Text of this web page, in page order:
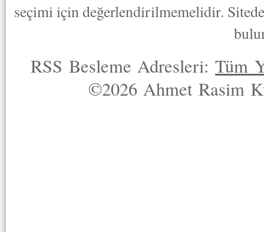
seçimi için değerlendirilmemelidir.
RSS Besleme Adresleri:Tüm
©2026 Ahmet Rasim